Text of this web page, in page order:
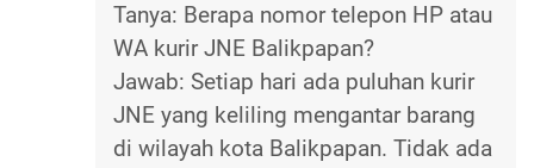
Tanya: Berapa nomor telepon HP atau
WA kurir JNE Balikpapan?
Jawab: Setiap hari ada puluhan kurir
JNE yang keliling mengantar barang
di wilayah kota Balikpapan. Tidak ada